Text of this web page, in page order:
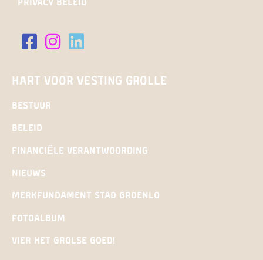
Privacy beleid
Hart voor vesting Grolle
Bestuur
Beleid
FinanciËle verantwoording
Nieuws
Merkfundament Stad Groenlo
Fotoalbum
Vier het Grolse goed!